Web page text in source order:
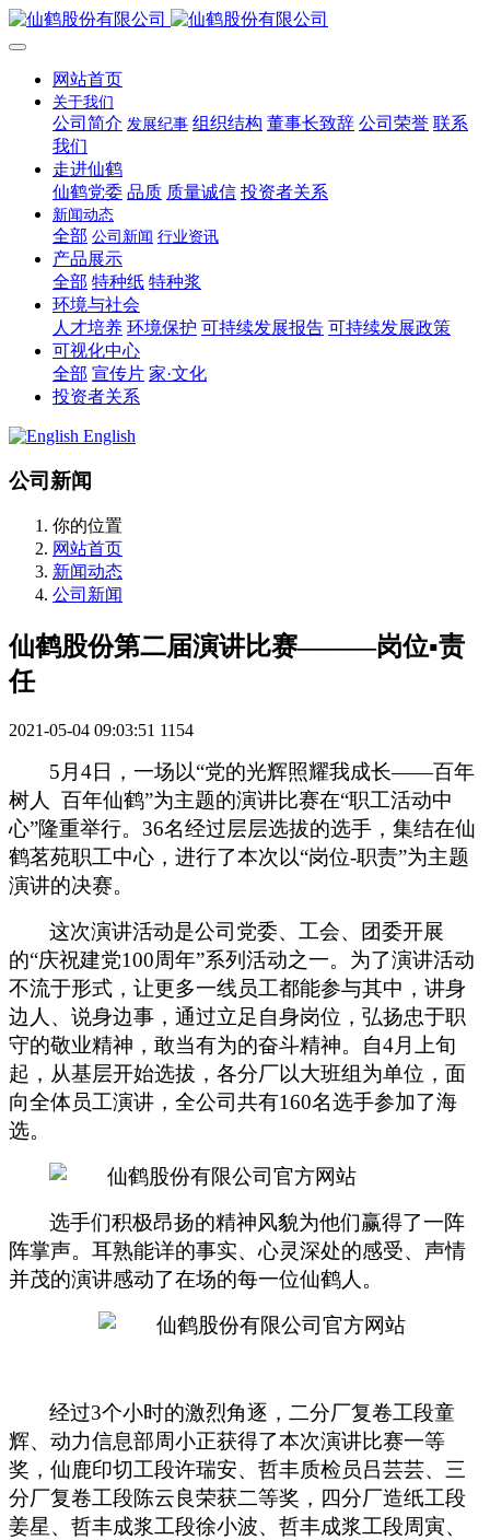
网站首页
关于我们
公司简介 发展纪事 组织结构 董事长致辞 公司荣誉 联系
我们
走进仙鹤
仙鹤党委 品质 质量诚信 投资者关系
新闻动态
全部 公司新闻 行业资讯
产品展示
全部 特种纸 特种浆
环境与社会
人才培养 环境保护 可持续发展报告 可持续发展政策
可视化中心
全部 宣传片 家·文化
投资者关系
English
公司新闻
你的位置
网站首页
新闻动态
公司新闻
仙鹤股份第二届演讲比赛———岗位▪责
任
2021-05-04 09:03:51 1154
5月 4日，一场以“党的光辉照耀我成长——百年
树人
百年仙鹤”为主题的演讲比赛在“职工活动中
心”隆重举行。 36名经过层层选拔的选手，集结在仙
鹤茗苑职工中心，进行了本次以“岗位-职责”为主题
演讲的决赛。
这次演讲活动是公司党委、工会、团委开展
的“庆祝建党100周年”系列活动之一。为了演讲活动
不流于形式，让更多一线员工都能参与其中，讲身
边人、说身边事，通过立足自身岗位，弘扬忠于职
守的敬业精神，敢当有为的奋斗精神。自4月上旬
起，从基层开始选拔，各分厂以大班组为单位，面
向全体员工演讲，全公司共有160名选手参加了海
选。
选手们积极昂扬的精神风貌为他们赢得了一阵
阵掌声。耳熟能详的事实、心灵深处的感受、声情
并茂的演讲感动了在场的每一位仙鹤人。
经过3个小时的激烈角逐，二分厂复卷工段童
辉、动力信息部周小正获得了本次演讲比赛一等
奖，仙鹿印切工段许瑞安、哲丰质检员吕芸芸、三
分厂复卷工段陈云良荣获二等奖，四分厂造纸工段
姜星、哲丰成浆工段徐小波、哲丰成浆工段周寅、